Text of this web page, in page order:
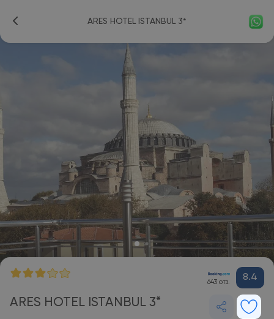
ARES HOTEL ISTANBUL 3*
643 отз. 8.4
ARES HOTEL ISTANBUL 3*